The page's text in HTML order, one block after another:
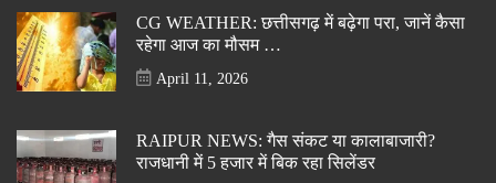
CG WEATHER: छत्तीसगढ़ में बढ़ेगा परा, जानें कैसा
रहेगा आज का मौसम …
April 11, 2026
RAIPUR NEWS: गैस संकट या कालाबाजारी?
राजधानी में 5 हजार में बिक रहा सिलेंडर